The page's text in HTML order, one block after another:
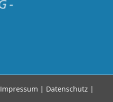
Impressum | Datenschutz |